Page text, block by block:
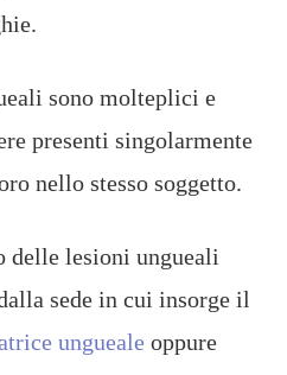
sono molteplici e
presenti singolarmente
nello stesso soggetto.
lesioni ungueali
sede in cui insorge il
ungueale oppure